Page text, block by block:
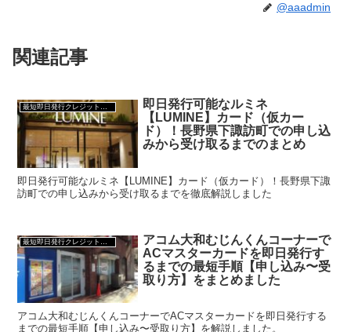
@aaadmin
関連記事
最短即日発行クレジットカード
即日発行可能なルミネ
【LUMINE】カード（仮カー
ド）！長野県下諏訪町での申し込
みから受け取るまでのまとめ
即日発行可能なルミネ【LUMINE】カード（仮カード）！長野県下諏
訪町での申し込みから受け取るまでを徹底解説しました
最短即日発行クレジットカード
アコム大和むじんくんコーナーで
ACマスターカードを即日発行す
るまでの最短手順【申し込み〜受
取り方】をまとめました
アコム大和むじんくんコーナーでACマスターカードを即日発行する
までの最短手順【申し込み〜受取り方】を解説しました。